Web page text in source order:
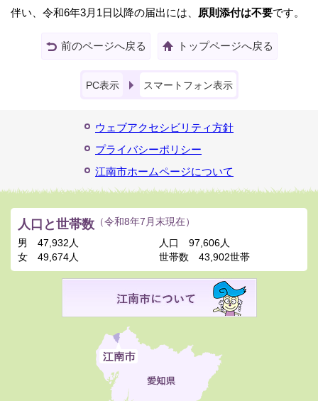
伴い、令和6年3月1日以降の届出には、
原則添付は不要です。
前のページへ戻る トップページへ戻る
PC表示 スマートフォン表示
ウェブアクセシビリティ方針
プライバシーポリシー
江南市ホームページについて
人口と世帯数 （令和8年7月末現在）
男
47,932人
女
49,674人
人口
97,606人
世帯数
43,902世帯